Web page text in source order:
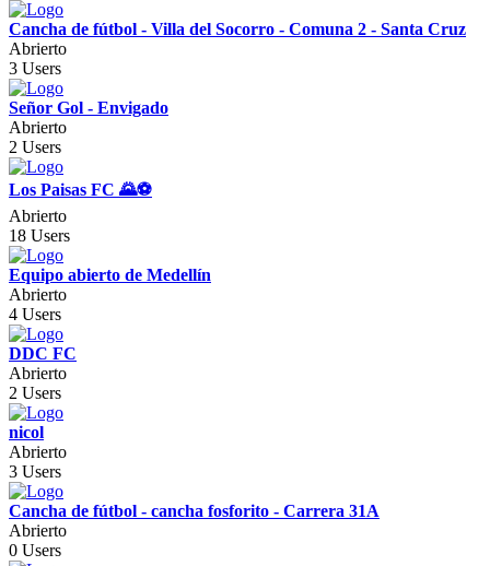
Cancha de fútbol - Villa del Socorro - Comuna 2 - Santa Cruz
Abrierto
3 Users
Señor Gol - Envigado
Abrierto
2 Users
Los Paisas FC 🌄⚽
Abrierto
18 Users
Equipo abierto de Medellín
Abrierto
4 Users
DDC FC
Abrierto
2 Users
nicol
Abrierto
3 Users
Cancha de fútbol - cancha fosforito - Carrera 31A
Abrierto
0 Users